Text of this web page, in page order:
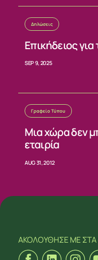
Δηλώσεις
Επικήδειος
SEP 9, 2025
Γραφείο Τύπου
Μια χώρα δεν
εταιρία
AUG 31, 2012
ΑΚΟΛΟΥΘΗΣΕ ΜΕΣΤΑ